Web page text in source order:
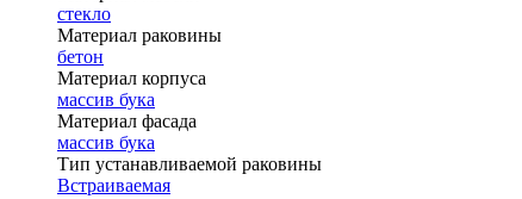
стекло
Материал раковины
бетон
Материал корпуса
массив бука
Материал фасада
массив бука
Тип устанавливаемой раковины
Встраиваемая